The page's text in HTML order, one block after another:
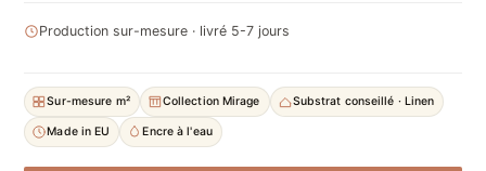
Production sur-mesure · livré 5-7 jours
Sur-mesure m² Collection Mirage Substrat conseillé · Linen
Made in EU Encre à l'eau